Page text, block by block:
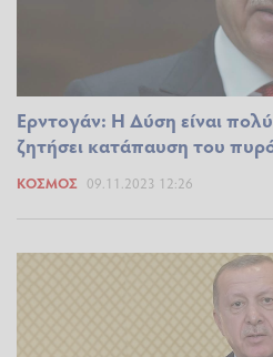
Ερντογάν: Η Δύση είναι
ζητήσει κατάπαυση του
ΚΌΣΜΟΣ 09.11.2023 12:26